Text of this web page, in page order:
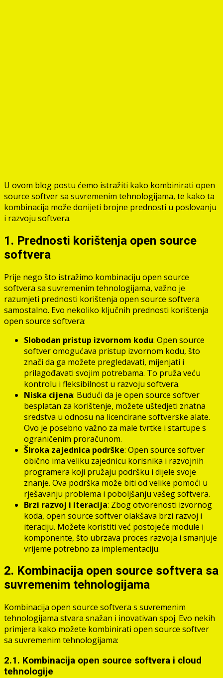
U ovom blog postu ćemo istražiti kako kombinirati open
source softver sa suvremenim tehnologijama, te kako ta
kombinacija može donijeti brojne prednosti u poslovanju
i razvoju softvera.
1. Prednosti korištenja open source
softvera
Prije nego što istražimo kombinaciju open source
softvera sa suvremenim tehnologijama, važno je
razumjeti prednosti korištenja open source softvera
samostalno. Evo nekoliko ključnih prednosti korištenja
open source softvera:
Slobodan pristup izvornom kodu: Open source
softver omogućava pristup izvornom kodu, što
znači da ga možete pregledavati, mijenjati i
prilagođavati svojim potrebama. To pruža veću
kontrolu i fleksibilnost u razvoju softvera.
Niska cijena: Budući da je open source softver
besplatan za korištenje, možete uštedjeti znatna
sredstva u odnosu na licencirane softverske alate.
Ovo je posebno važno za male tvrtke i startupe s
ograničenim proračunom.
Široka zajednica podrške: Open source softver
obično ima veliku zajednicu korisnika i razvojnih
programera koji pružaju podršku i dijele svoje
znanje. Ova podrška može biti od velike pomoći u
rješavanju problema i poboljšanju vašeg softvera.
Brzi razvoj i iteracija: Zbog otvorenosti izvornog
koda, open source softver olakšava brzi razvoj i
iteraciju. Možete koristiti već postojeće module i
komponente, što ubrzava proces razvoja i smanjuje
vrijeme potrebno za implementaciju.
2. Kombinacija open source softvera sa
suvremenim tehnologijama
Kombinacija open source softvera s suvremenim
tehnologijama stvara snažan i inovativan spoj. Evo nekih
primjera kako možete kombinirati open source softver
sa suvremenim tehnologijama:
2.1. Kombinacija open source softvera i cloud
tehnologije